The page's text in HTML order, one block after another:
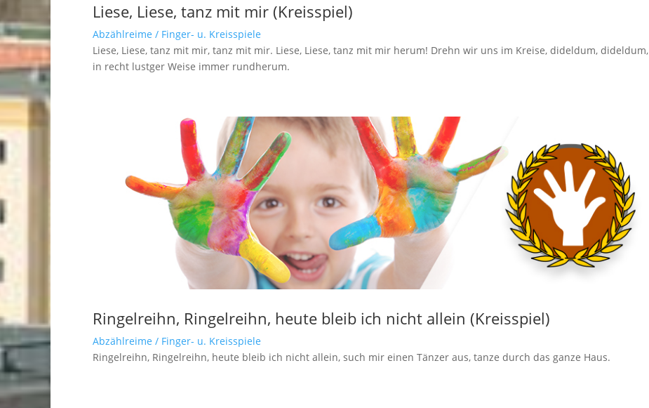
Liese, Liese, tanz mit mir (Kreisspiel)
Abzählreime / Finger- u. Kreisspiele
Liese, Liese, tanz mit mir, tanz mit mir. Liese, Liese, tanz mit mir herum! Drehn wir uns im Kreise, dideldum, dideldum,
in recht lustger Weise immer rundherum.
Ringelreihn, Ringelreihn, heute bleib ich nicht allein (Kreisspiel)
Abzählreime / Finger- u. Kreisspiele
Ringelreihn, Ringelreihn, heute bleib ich nicht allein, such mir einen Tänzer aus, tanze durch das ganze Haus.